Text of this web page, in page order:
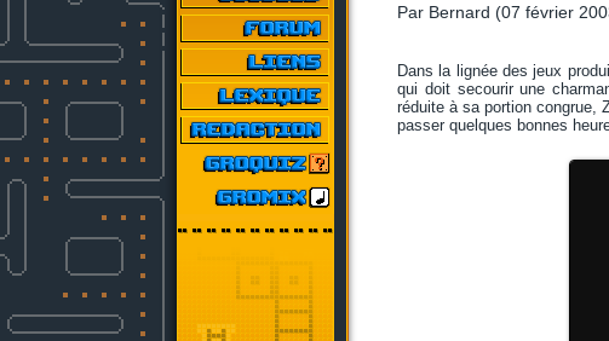
Par Bernard (07 février
Dans la lignée des jeux
qui doit secourir une
réduite à sa portion congrue,
passer quelques bonnes